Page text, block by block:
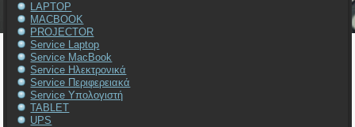
LAPTOP
MACBOOK
PROJECTOR
Service Laptop
Service MacBook
Service Ηλεκτρονικά
Service Περιφερειακά
Service Υπολογιστή
TABLET
UPS